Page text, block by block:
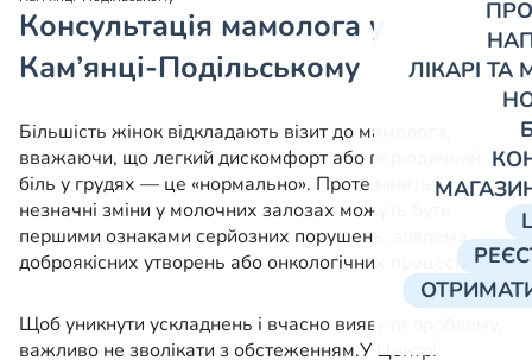
ЛІКАРІ
Консультація мамолога у
Кам’янці-Подільському
Більшість жінок відкладають візит до мамолога,
вважаючи, що легкий дискомфорт або періодичний
біль у грудях — це «нормально». Проте навіть
незначні зміни у молочних залозах можуть бути
першими ознаками серйозних порушень, зокрема
доброякісних утворень або онкологічних процесів.
Щоб уникнути ускладнень і вчасно виявити проблему,
важливо не зволікати з обстеженням.У Центрі